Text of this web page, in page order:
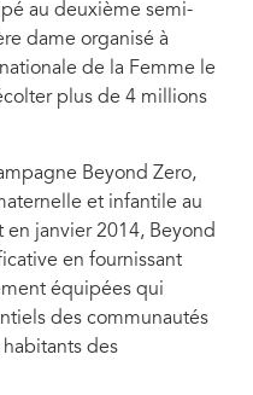
Margaret Kenyatta, ont participé
dame organisé à l'occasion de
permettant ainsi de récolter plus
au deuxième semi-
dame organisé à
de la Femme le
plus de 4 millions
Beyond Zero,
et infantile au
en janvier 2014, Beyond
en fournissant
équipées qui
des communautés
des